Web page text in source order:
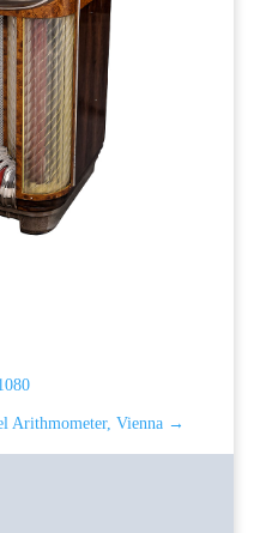
Arithmometer, Vienna →